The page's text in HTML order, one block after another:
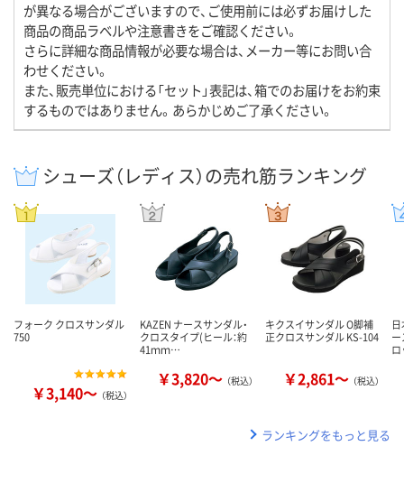
が異なる場合がございますので、ご使用前には必ずお届けした
商品の商品ラベルや注意書きをご確認ください。
さらに詳細な商品情報が必要な場合は、メーカー等にお問い合
わせください。
また、販売単位における「セット」表記は、箱でのお届けをお約束
するものではありません。あらかじめご了承ください。
シューズ（レディス）の売れ筋ランキング
フォーク クロスサンダル
750
￥3,140～ （税込）
KAZEN ナースサンダル・
クロスタイプ(ヒール：約
41ｍｍ…
￥3,820～ （税込）
キクスイサンダル O脚補
正クロスサンダル KS-104
￥2,861～ （税込）
ランキングをもっと見る